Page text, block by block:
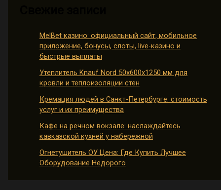
MelBet казино: официальный сайт, мобильное
приложение, бонусы, слоты, live-казино и
быстрые выплаты
Утеплитель Knauf Nord 50х600х1250 мм для
кровли и теплоизоляции стен
Кремация людей в Санкт-Петербурге: стоимость
услуг и их преимущества
Кафе на речном вокзале: наслаждайтесь
кавказской кухней у набережной
Огнетушитель ОУ Цена: Где Купить Лучшее
Оборудование Недорого